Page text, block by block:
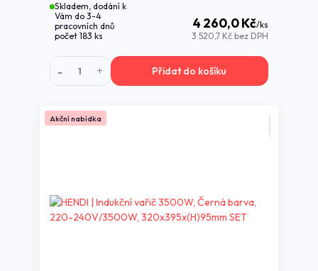
4 260,0 Kč/ks
3 520,7 Kč bez DPH
Skladem, dodání k
Vám do 3-4
pracovních dnů
počet 183 ks
Přidat do košíku
Akční nabídka